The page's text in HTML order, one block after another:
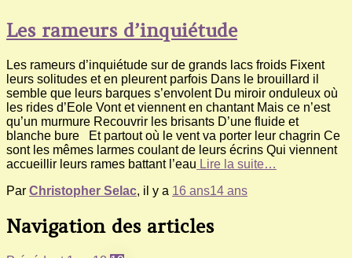
Les rameurs d’inquiétude
Les rameurs d’inquiétude sur de grands lacs froids Fixent
leurs solitudes et en pleurent parfois Dans le brouillard il
semble que leurs barques s’envolent Du miroir onduleux où
les rides d’Eole Vont et viennent en chantant Mais ce n’est
qu’un murmure Recouvrir les brisants D’une fluide et
blanche bure Et partout où le vent va porter leur chagrin Ce
sont les mêmes larmes coulant de leurs écrins Qui viennent
accueillir leurs rames battant l’eau Lire la suite…
Par Christopher Selac, il y a 16 ans14 ans
Navigation des articles